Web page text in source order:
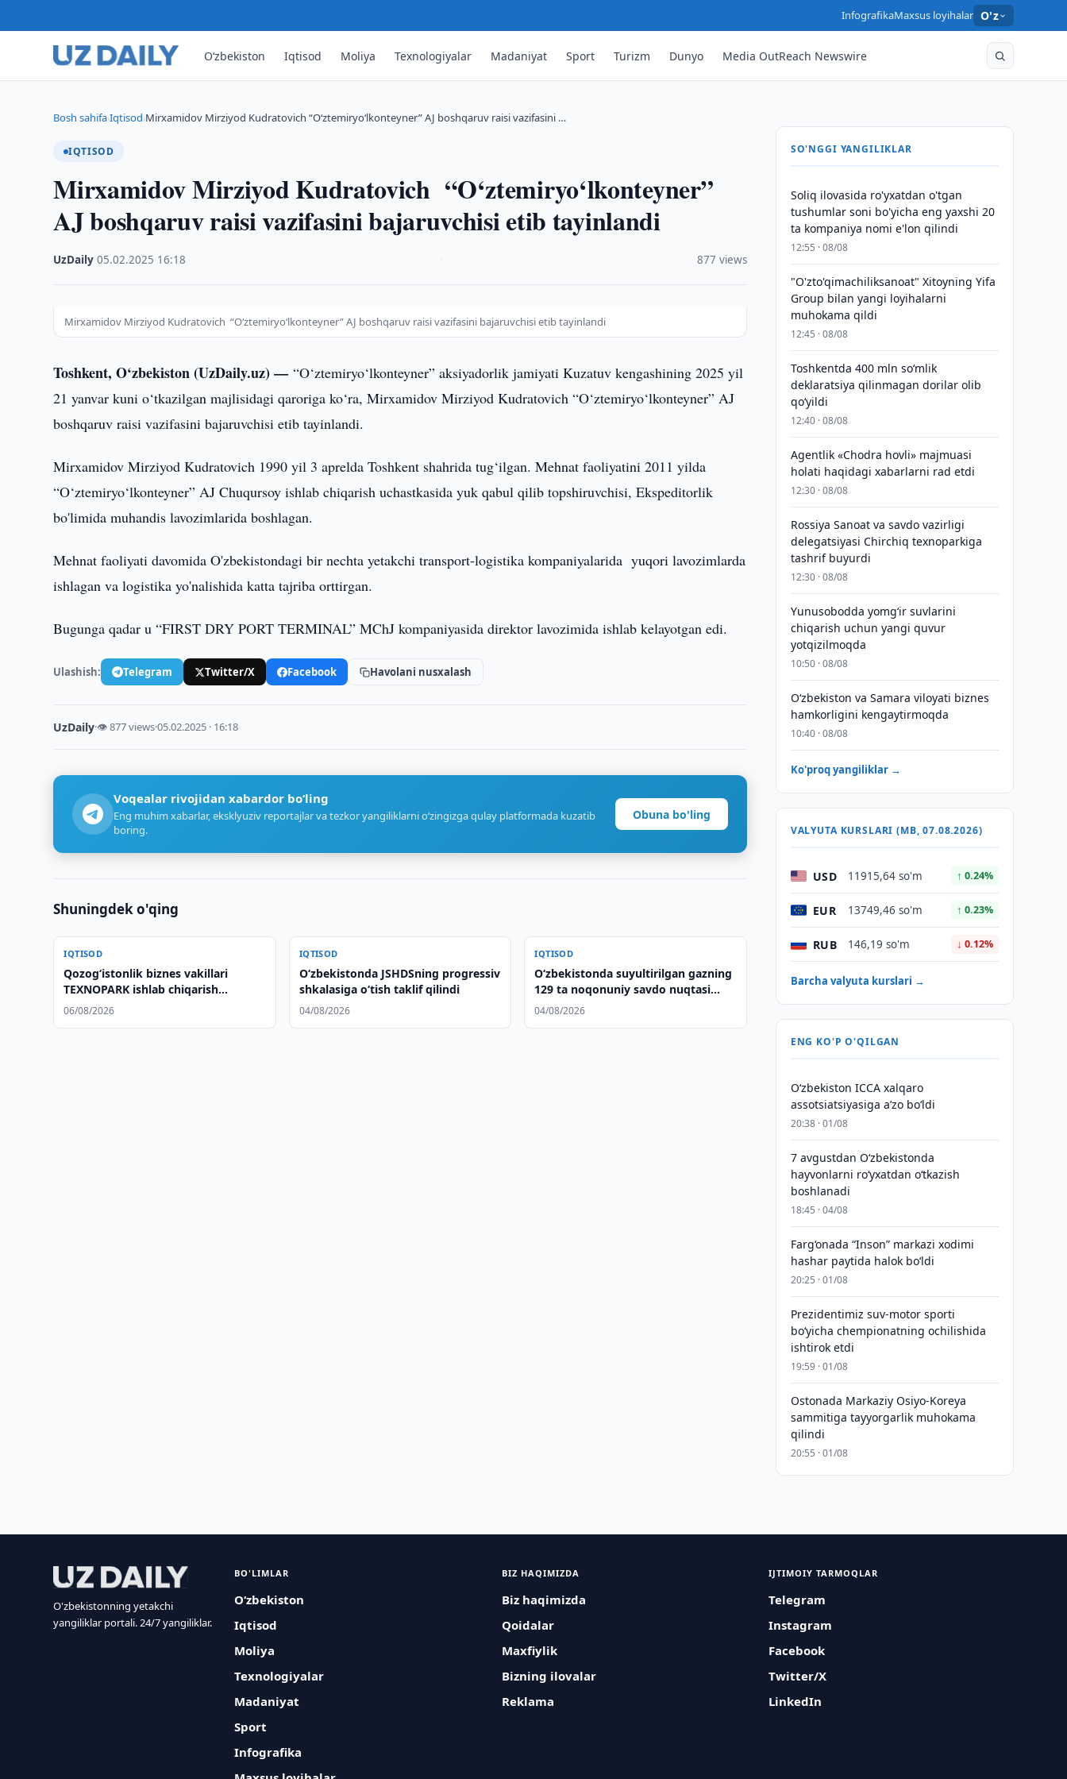
InfografikaMaxsus loyihalar O'z
O‘zbekiston Iqtisod Moliya Texnologiyalar Madaniyat Sport Turizm Dunyo Media OutReach Newswire
Bosh sahifa›Iqtisod›Mirxamidov Mirziyod Kudratovich “O‘ztemiryo‘lkonteyner” AJ boshqaruv raisi vazifasini …
IQTISOD
Mirxamidov Mirziyod Kudratovich “O‘ztemiryo‘lkonteyner”
AJ boshqaruv raisi vazifasini bajaruvchisi etib tayinlandi
UzDaily ·05.02.2025 16:18 877 views
Mirxamidov Mirziyod Kudratovich “O‘ztemiryo‘lkonteyner” AJ boshqaruv raisi vazifasini bajaruvchisi etib tayinlandi
Toshkent, O‘zbekiston (UzDaily.uz) —“O‘ztemiryo‘lkonteyner” aksiyadorlik jamiyati Kuzatuv kengashining 2025 yil
21 yanvar kuni o‘tkazilgan majlisidagi qaroriga ko‘ra, Mirxamidov Mirziyod Kudratovich “O‘ztemiryo‘lkonteyner” AJ
boshqaruv raisi vazifasini bajaruvchisi etib tayinlandi.
Mirxamidov Mirziyod Kudratovich 1990 yil 3 aprelda Toshkent shahrida tug‘ilgan. Mehnat faoliyatini 2011 yilda
“O‘ztemiryo‘lkonteyner” AJ Chuqursoy ishlab chiqarish uchastkasida yuk qabul qilib topshiruvchisi, Ekspeditorlik
bo'limida muhandis lavozimlarida boshlagan.
Mehnat faoliyati davomida O'zbekistondagi bir nechta yetakchi transport-logistika kompaniyalarida yuqori lavozimlarda
ishlagan va logistika yo'nalishida katta tajriba orttirgan.
Bugunga qadar u “FIRST DRY PORT TERMINAL” MChJ kompaniyasida direktor lavozimida ishlab kelayotgan edi.
Ulashish: Telegram Twitter/X Facebook Havolani nusxalash
UzDaily·👁 877 views·05.02.2025 · 16:18
Voqealar rivojidan xabardor bo‘ling
Eng muhim xabarlar, eksklyuziv reportajlar va tezkor yangiliklarni o‘zingizga qulay platformada kuzatib
boring.
Obuna bo'ling
Shuningdek o'qing
IQTISOD
Qozogʻistonlik biznes vakillari
TEXNOPARK ishlab chiqarish
korxonalariga tashrif buyurishdi
06/08/2026
IQTISOD
O‘zbekistonda JSHDSning progressiv
shkalasiga o‘tish taklif qilindi
04/08/2026
IQTISOD
O‘zbekistonda suyultirilgan gazning
129 ta noqonuniy savdo nuqtasi
yopildi
04/08/2026
SO'NGGI YANGILIKLAR
Soliq ilovasida ro'yxatdan o'tgan
tushumlar soni bo'yicha eng yaxshi 20
ta kompaniya nomi e'lon qilindi
12:55 · 08/08
"O'zto'qimachiliksanoat" Xitoyning Yifa
Group bilan yangi loyihalarni
muhokama qildi
12:45 · 08/08
Toshkentda 400 mln so‘mlik
deklaratsiya qilinmagan dorilar olib
qo‘yildi
12:40 · 08/08
Agentlik «Chodra hovli» majmuasi
holati haqidagi xabarlarni rad etdi
12:30 · 08/08
Rossiya Sanoat va savdo vazirligi
delegatsiyasi Chirchiq texnoparkiga
tashrif buyurdi
12:30 · 08/08
Yunusobodda yomg‘ir suvlarini
chiqarish uchun yangi quvur
yotqizilmoqda
10:50 · 08/08
Oʻzbekiston va Samara viloyati biznes
hamkorligini kengaytirmoqda
10:40 · 08/08
Ko'proq yangiliklar →
VALYUTA KURSLARI (MB, 07.08.2026)
USD 11915,64 so'm ↑ 0.24%
EUR 13749,46 so'm ↑ 0.23%
RUB 146,19 so'm ↓ 0.12%
Barcha valyuta kurslari →
ENG KO'P O'QILGAN
O‘zbekiston ICCA xalqaro
assotsiatsiyasiga aʼzo bo‘ldi
20:38 · 01/08
7 avgustdan O‘zbekistonda
hayvonlarni ro‘yxatdan o‘tkazish
boshlanadi
18:45 · 04/08
Farg‘onada “Inson” markazi xodimi
hashar paytida halok bo‘ldi
20:25 · 01/08
Prezidentimiz suv-motor sporti
bo‘yicha chempionatning ochilishida
ishtirok etdi
19:59 · 01/08
Ostonada Markaziy Osiyo-Koreya
sammitiga tayyorgarlik muhokama
qilindi
20:55 · 01/08
O'zbekistonning yetakchi
yangiliklar portali. 24/7 yangiliklar.
BO'LIMLAR
O‘zbekiston
Iqtisod
Moliya
Texnologiyalar
Madaniyat
Sport
Infografika
BIZ HAQIMIZDA
Biz haqimizda
Qoidalar
Maxfiylik
Bizning ilovalar
Reklama
IJTIMOIY TARMOQLAR
Telegram
Instagram
Facebook
Twitter/X
LinkedIn